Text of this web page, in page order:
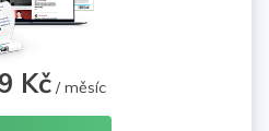
Kč/ měsíc